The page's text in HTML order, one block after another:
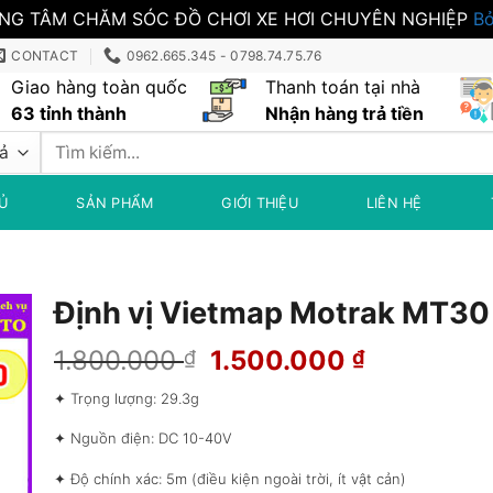
TÂM CHĂM SÓC ĐỒ CHƠI XE HƠI CHUYÊN NGHIỆP
CONTACT 0962.665.345 - 0798.74.75.76
Giao hàng toàn quốc
63 tỉnh thành
Thanh toán tại nhà
Nhận hàng trả tiền
Tìm
SẢN PHẨM GIỚI THIỆU LIÊN HỆ
Định vị Vietmap Motrak MT30
1.800.000₫
Giá
1.800.000 ₫.
1.500.000₫Giá
✦ Trọng lượng: 29.3g
✦ Nguồn điện: DC 10-40V
✦ Độ chính xác: 5m (điều kiện ngoài trời, ít vật cản)